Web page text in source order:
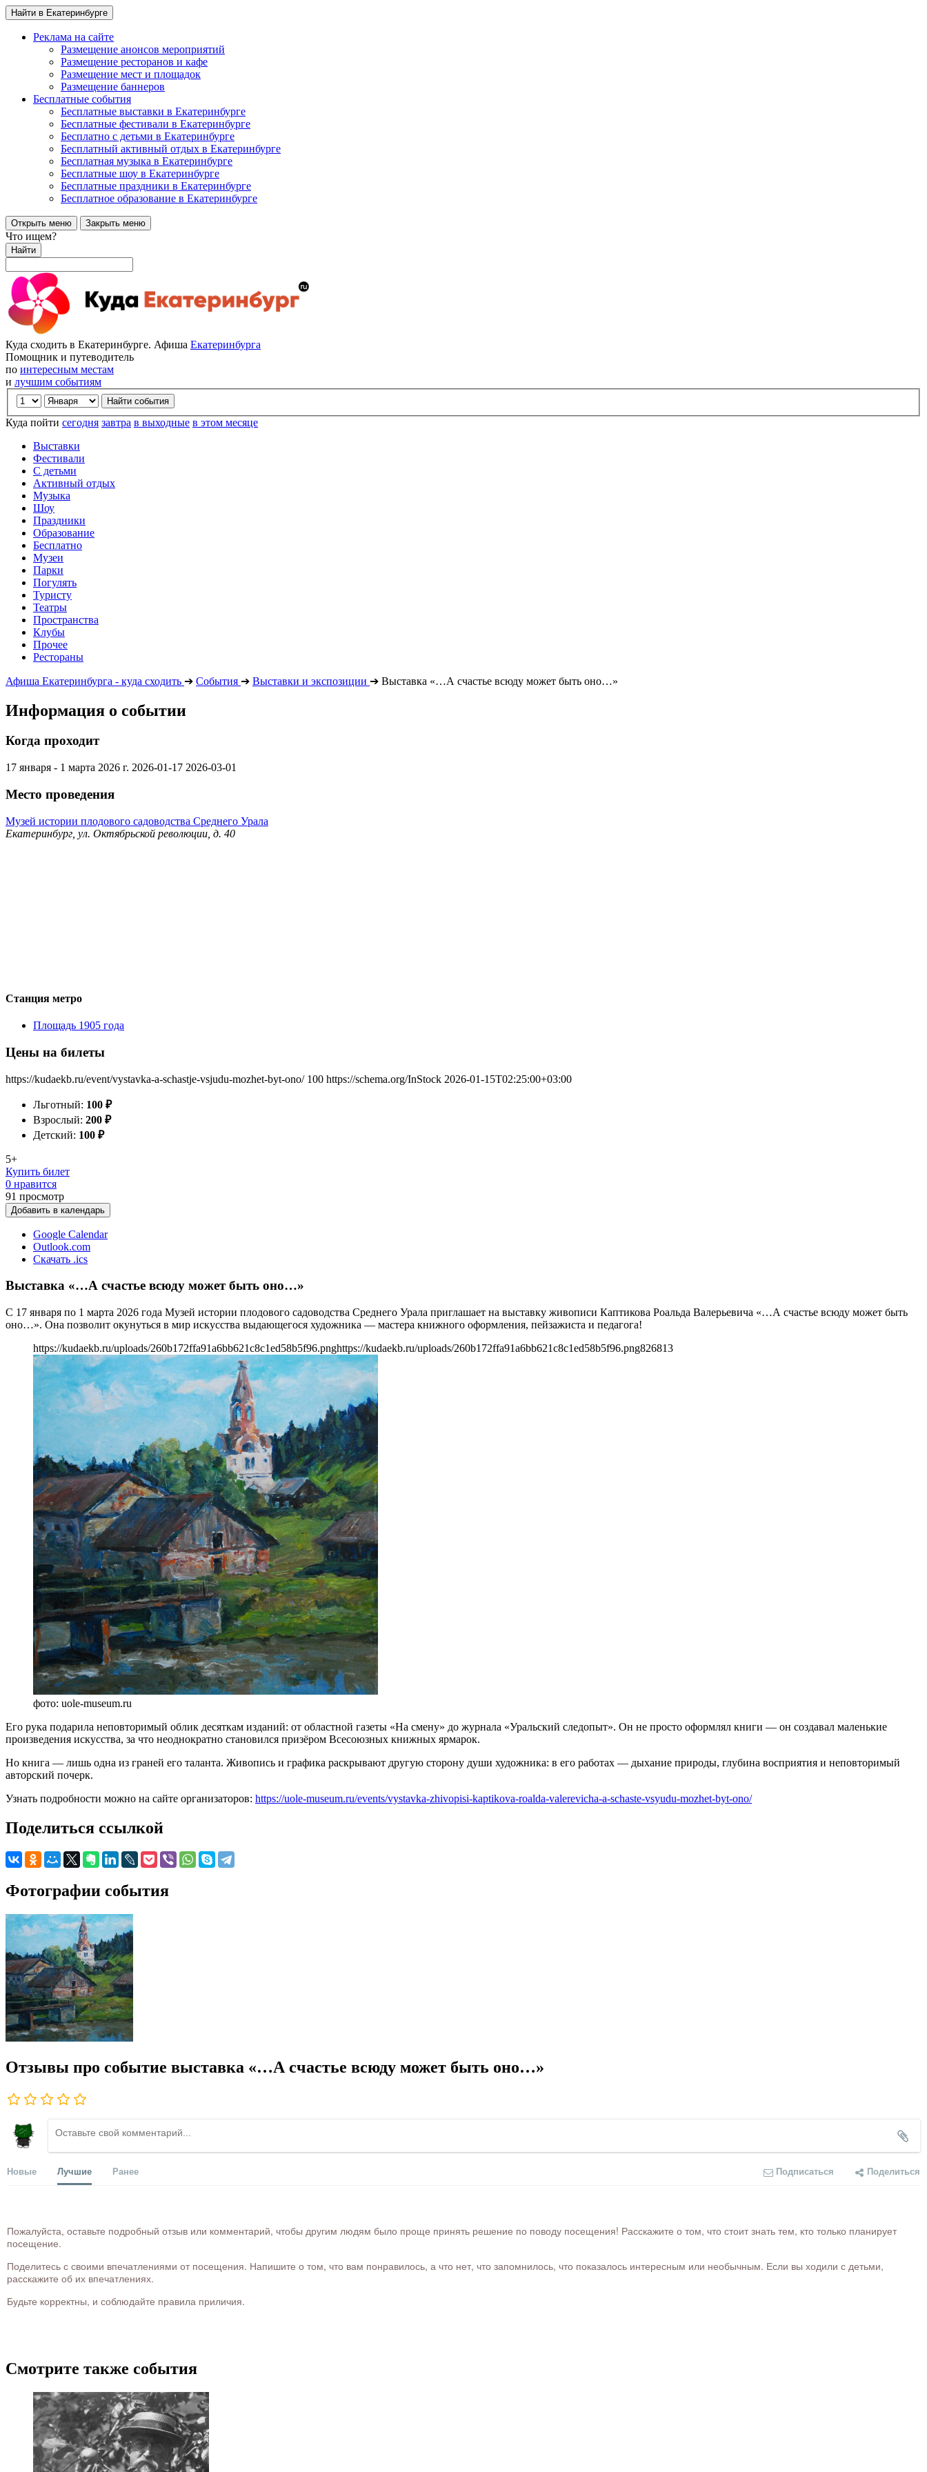
Найти в Екатеринбурге
Реклама на сайте
Размещение анонсов мероприятий
Размещение ресторанов и кафе
Размещение мест и площадок
Размещение баннеров
Бесплатные события
Бесплатные выставки в Екатеринбурге
Бесплатные фестивали в Екатеринбурге
Бесплатно с детьми в Екатеринбурге
Бесплатный активный отдых в Екатеринбурге
Бесплатная музыка в Екатеринбурге
Бесплатные шоу в Екатеринбурге
Бесплатные праздники в Екатеринбурге
Бесплатное образование в Екатеринбурге
Открыть меню Закрыть меню
Что ищем?
Найти
Куда сходить в Екатеринбурге. Афиша Екатеринбурга
Помощник и путеводитель
по интересным местам
и лучшим событиям
Куда пойти сегодня завтра в выходные в этом месяце
Выставки
Фестивали
С детьми
Активный отдых
Музыка
Шоу
Праздники
Образование
Бесплатно
Музеи
Парки
Погулять
Туристу
Театры
Пространства
Клубы
Прочее
Рестораны
Афиша Екатеринбурга - куда сходить ➔ События ➔ Выставки и экспозиции ➔ Выставка «…А счастье всюду может быть оно…»
Информация о событии
Когда проходит
17 января - 1 марта 2026 г. 2026-01-17 2026-03-01
Место проведения
Музей истории плодового садоводства Среднего Урала
Екатеринбург, ул. Октябрьской революции, д. 40
Станция метро
Площадь 1905 года
Цены на билеты
https://kudaekb.ru/event/vystavka-a-schastje-vsjudu-mozhet-byt-ono/ 100 https://schema.org/InStock 2026-01-15T02:25:00+03:00
Льготный: 100 ₽
Взрослый: 200 ₽
Детский: 100 ₽
5+
Купить билет
0 нравится
91 просмотр
Добавить в календарь
Google Calendar
Outlook.com
Скачать .ics
Выставка «…А счастье всюду может быть оно…»
С 17 января по 1 марта 2026 года Музей истории плодового садоводства Среднего Урала приглашает на выставку живописи Каптикова Роальда Валерьевича «…А счастье всюду может быть
оно…». Она позволит окунуться в мир искусства выдающегося художника — мастера книжного оформления, пейзажиста и педагога!
https://kudaekb.ru/uploads/260b172ffa91a6bb621c8c1ed58b5f96.pnghttps://kudaekb.ru/uploads/260b172ffa91a6bb621c8c1ed58b5f96.png826813
фото: uole-museum.ru
Его рука подарила неповторимый облик десяткам изданий: от областной газеты «На смену» до журнала «Уральский следопыт». Он не просто оформлял книги — он создавал маленькие
произведения искусства, за что неоднократно становился призёром Всесоюзных книжных ярмарок.
Но книга — лишь одна из граней его таланта. Живопись и графика раскрывают другую сторону души художника: в его работах — дыхание природы, глубина восприятия и неповторимый
авторский почерк.
Узнать подробности можно на сайте организаторов: https://uole-museum.ru/events/vystavka-zhivopisi-kaptikova-roalda-valerevicha-a-schaste-vsyudu-mozhet-byt-ono/
Поделиться ссылкой
Фотографии события
Отзывы про событие выставка «…А счастье всюду может быть оно…»
Новые Лучшие Ранее Подписаться Поделиться
Пожалуйста, оставьте подробный отзыв или комментарий, чтобы другим людям было проще принять решение по поводу посещения! Расскажите о том, что стоит знать тем, кто только планирует
посещение.
Поделитесь с своими впечатлениями от посещения. Напишите о том, что вам понравилось, а что нет, что запомнилось, что показалось интересным или необычным. Если вы ходили с детьми,
расскажите об их впечатлениях.
Будьте корректны, и соблюдайте правила приличия.
Смотрите также события